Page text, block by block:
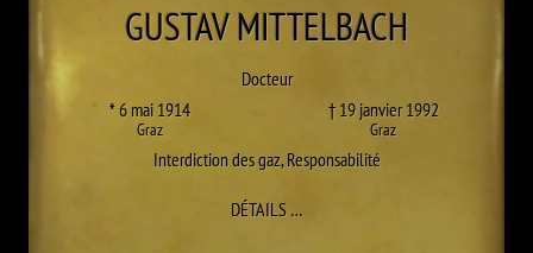
GUSTAVMITTELBACH
Docteur
* 6 mai 1914
Graz
† 19 janvier 1992
Graz
Interdiction des gaz,Responsabilité
DÉTAILS…À GUSTAV MITTELBACH